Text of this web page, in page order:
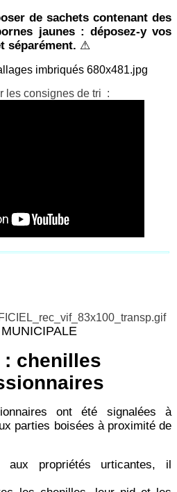
de sachets contenant des
jaunes : déposez-y vos
séparément. ⚠
les consignes de tri :
: chenilles
ont été signalées à
parties boisées à proximité de
propriétés urticantes, il